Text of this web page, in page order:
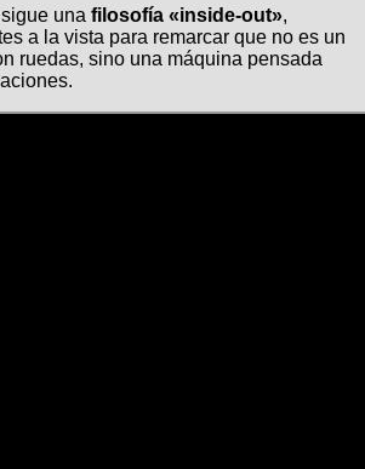
una filosofía «inside-out»,
a la vista para remarcar que no es un
ruedas, sino una máquina pensada